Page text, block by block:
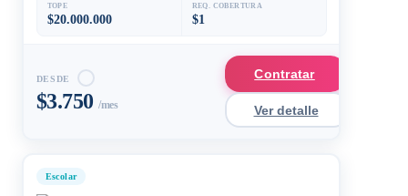
TOPE
$20.000.000
REQ. COBERTURA
$1
DESDE
$3.750 /mes
Contratar
Ver detalle
Escolar